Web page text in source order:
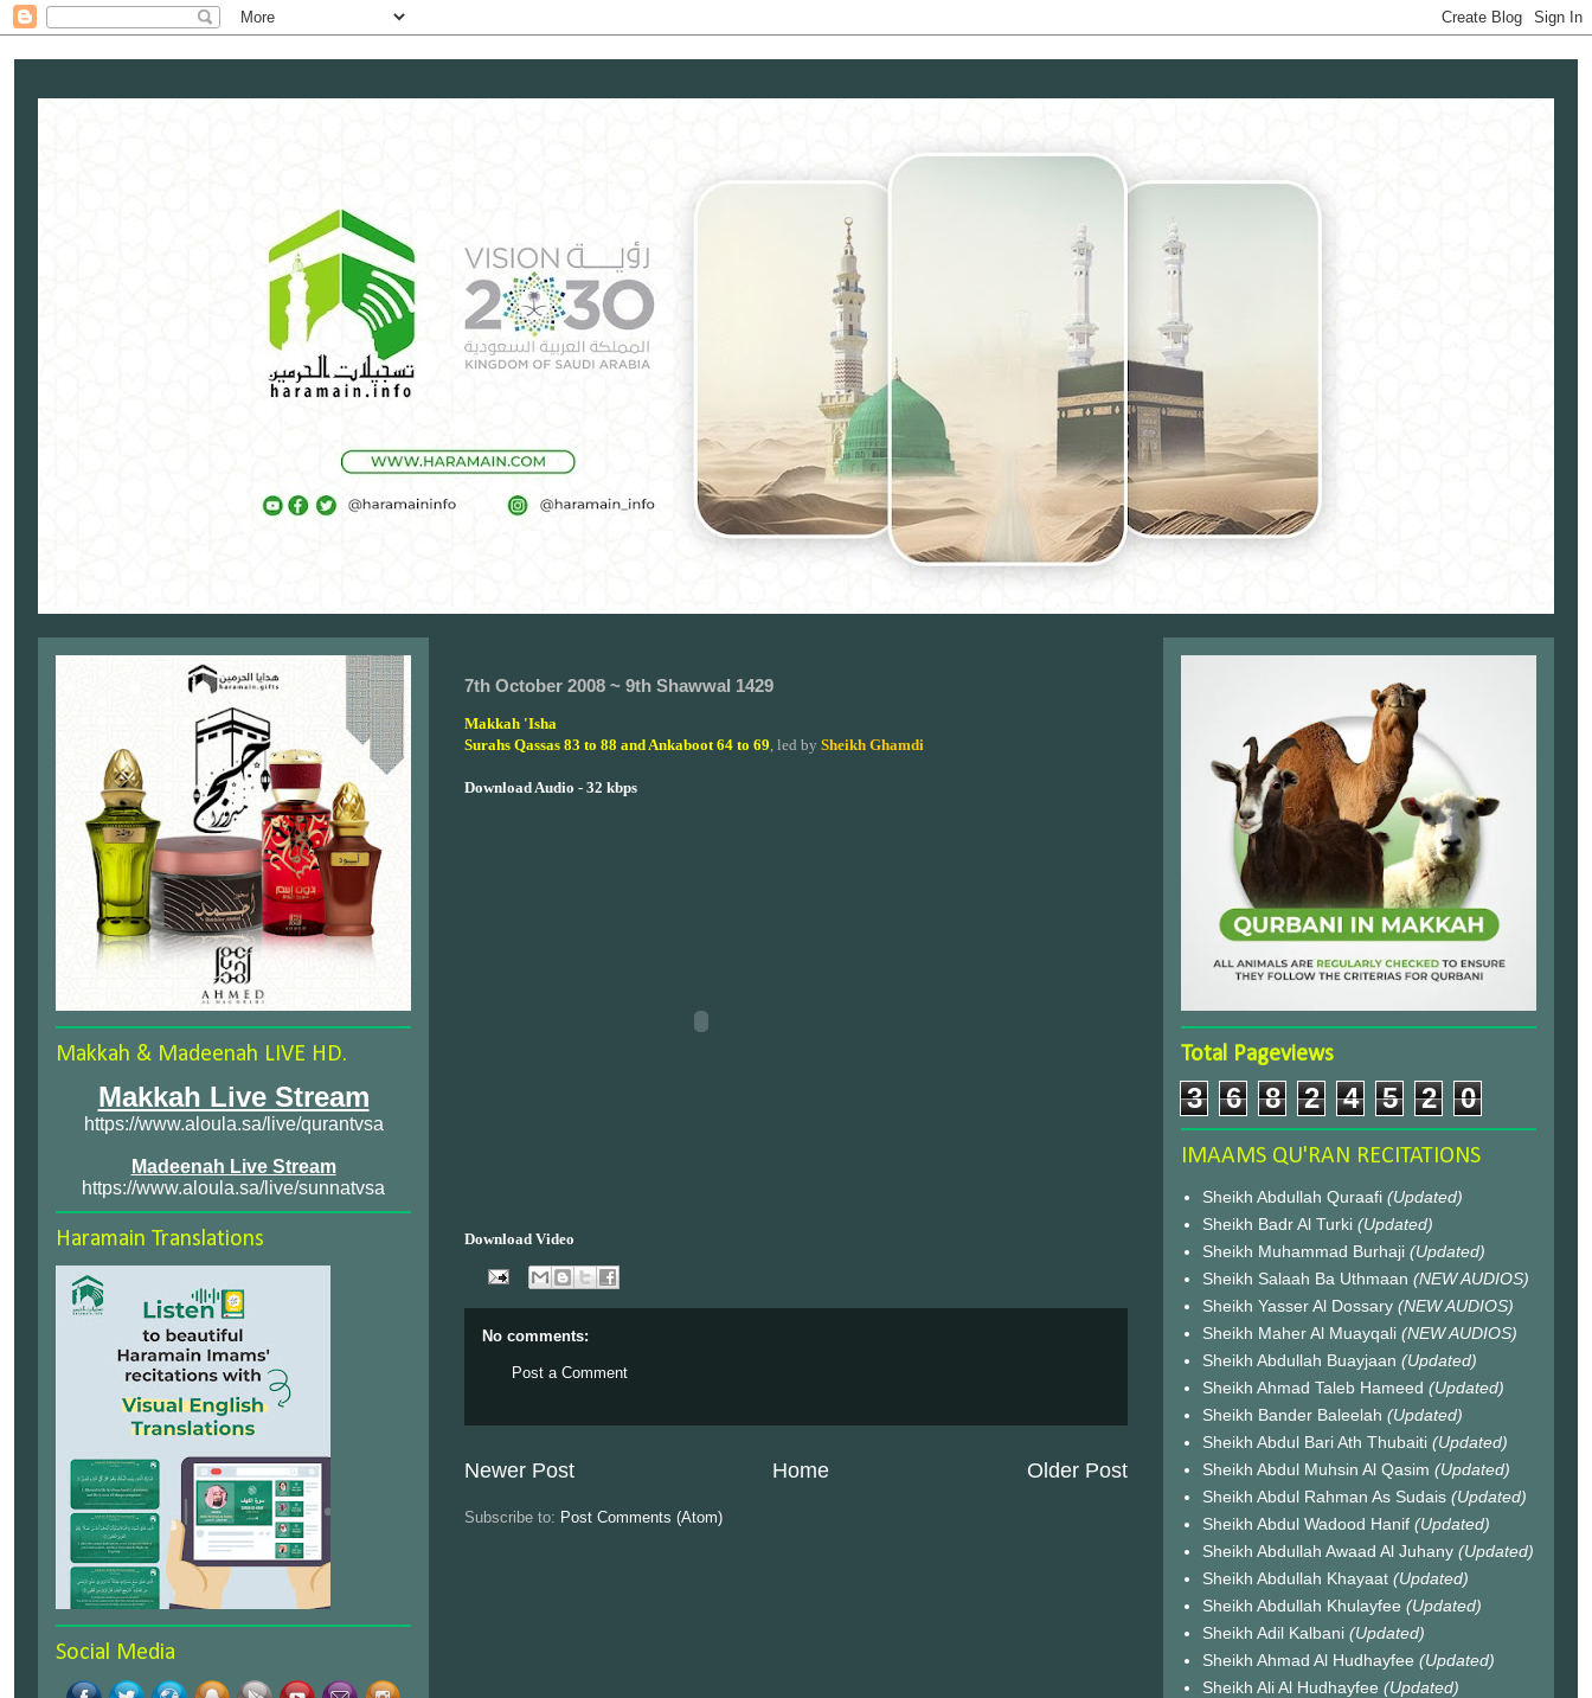
7th October 2008 ~ 9th Shawwal 1429
Makkah 'Isha
Surahs Qassas 83 to 88 and Ankaboot 64 to 69, led by Sheikh Ghamdi
Download Audio - 32 kbps
Download Video
No comments:
Post a Comment
Newer Post Older Post
Home
Subscribe to: Post Comments (Atom)
Makkah & Madeenah LIVE HD.
Makkah Live Stream
https://www.aloula.sa/live/qurantvsa
Madeenah Live Stream
https://www.aloula.sa/live/sunnatvsa
Haramain Translations
Social Media
Total Pageviews
3 6 8 2 4 5 2 0
IMAAMS QU'RAN RECITATIONS
Sheikh Abdullah Quraafi (Updated)
Sheikh Badr Al Turki (Updated)
Sheikh Muhammad Burhaji (Updated)
Sheikh Salaah Ba Uthmaan (NEW AUDIOS)
Sheikh Yasser Al Dossary (NEW AUDIOS)
Sheikh Maher Al Muayqali (NEW AUDIOS)
Sheikh Abdullah Buayjaan (Updated)
Sheikh Ahmad Taleb Hameed (Updated)
Sheikh Bander Baleelah (Updated)
Sheikh Abdul Bari Ath Thubaiti (Updated)
Sheikh Abdul Muhsin Al Qasim (Updated)
Sheikh Abdul Rahman As Sudais (Updated)
Sheikh Abdul Wadood Hanif (Updated)
Sheikh Abdullah Awaad Al Juhany (Updated)
Sheikh Abdullah Khayaat (Updated)
Sheikh Abdullah Khulayfee (Updated)
Sheikh Adil Kalbani (Updated)
Sheikh Ahmad Al Hudhayfee (Updated)
Sheikh Ali Al Hudhayfee (Updated)